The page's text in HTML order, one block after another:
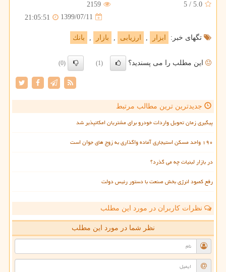
5.0
/
5
2159
1399/07/11
21:05:51
تگهای خبر: ابزار , ارزیابی , بازار , بانك
این مطلب را می پسندید؟ (1)
(0)
جدیدترین ترین مطالب مرتبط
پیگیری زمان تحویل واردات خودرو برای مشتریان امکانپذیر شد
۱۹۰ واحد مسکن استیجاری آماده واگذاری به زوج های جوان است
در بازار لبنیات چه می گذرد؟
رفع کمبود انرژی بخش صنعت با دستور رئیس دولت
نظرات کاربران در مورد این مطلب
نظر شما در مورد این مطلب